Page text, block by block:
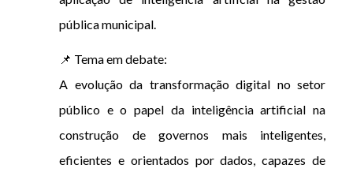
pública municipal.
📌 Tema em debate:
A evolução da transformação digital no setor
público e o papel da inteligência artificial na
construção de governos mais inteligentes,
eficientes e orientados por dados, capazes de